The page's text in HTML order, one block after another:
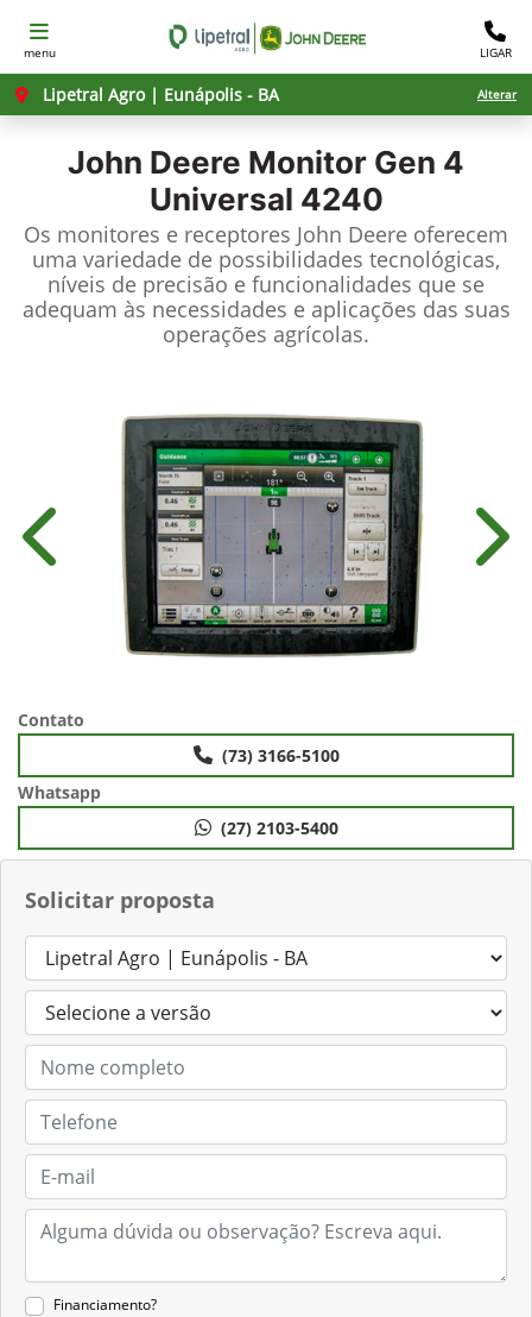
menu LIGAR
Lipetral Agro | Eunápolis - BA Alterar
John Deere Monitor Gen 4
Universal 4240
Os monitores e receptores John Deere oferecem
uma variedade de possibilidades tecnológicas,
níveis de precisão e funcionalidades que se
adequam às necessidades e aplicações das suas
operações agrícolas.
Solicitar proposta
Financiamento?
Anterior
Contato
(73) 3166-5100
Whatsapp
(27) 2103-5400